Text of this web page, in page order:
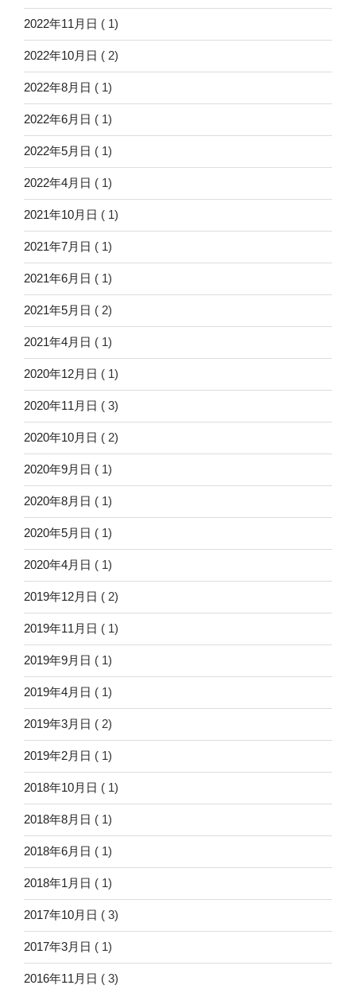
2022年11月日 ( 1)
2022年10月日 ( 2)
2022年8月日 ( 1)
2022年6月日 ( 1)
2022年5月日 ( 1)
2022年4月日 ( 1)
2021年10月日 ( 1)
2021年7月日 ( 1)
2021年6月日 ( 1)
2021年5月日 ( 2)
2021年4月日 ( 1)
2020年12月日 ( 1)
2020年11月日 ( 3)
2020年10月日 ( 2)
2020年9月日 ( 1)
2020年8月日 ( 1)
2020年5月日 ( 1)
2020年4月日 ( 1)
2019年12月日 ( 2)
2019年11月日 ( 1)
2019年9月日 ( 1)
2019年4月日 ( 1)
2019年3月日 ( 2)
2019年2月日 ( 1)
2018年10月日 ( 1)
2018年8月日 ( 1)
2018年6月日 ( 1)
2018年1月日 ( 1)
2017年10月日 ( 3)
2017年3月日 ( 1)
2016年11月日 ( 3)